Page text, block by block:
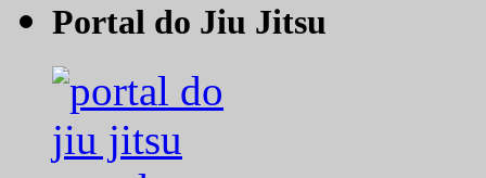
Portal do Jiu Jitsu